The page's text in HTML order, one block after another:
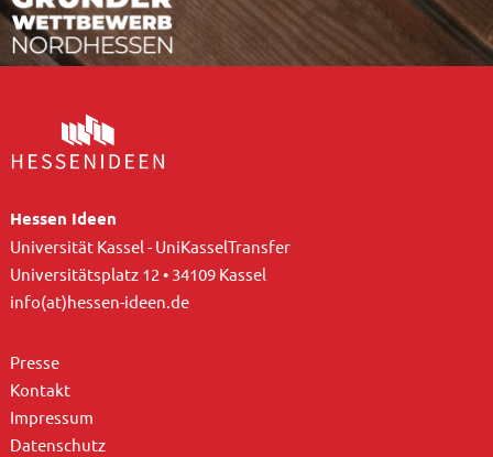
Hessen Ideen
Universität Kassel - UniKasselTransfer
Universitätsplatz 12 • 34109 Kassel
info(at)hessen-ideen.de
Presse
Kontakt
Impressum
Datenschutz